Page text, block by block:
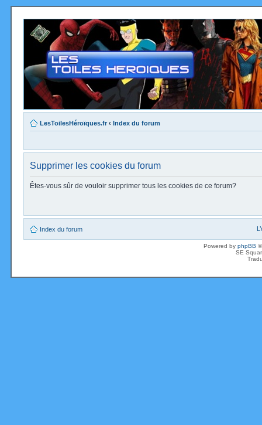
LesToilesHéroïques.fr ‹ Index du forum
Supprimer les cookies du forum
Êtes-vous sûr de vouloir supprimer tous les cookies de ce forum?
Index du forum
Powered by phpBB
SE